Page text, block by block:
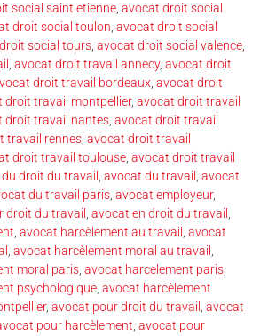
social saint etienne, avocat droit social
droit social toulon, avocat droit social
social tours, avocat droit social valence,
, avocat droit travail annecy, avocat droit
droit travail bordeaux, avocat droit
droit travail montpellier, avocat droit travail
droit travail nantes, avocat droit travail
travail rennes, avocat droit travail
droit travail toulouse, avocat droit travail
droit du travail , avocat du travail , avocat
du travail paris, avocat employeur,
droit du travail , avocat en droit du travail ,
, avocat harcèlement au travail , avocat
, avocat harcèlement moral au travail ,
moral paris, avocat harcelement paris,
psychologique, avocat harcèlement
, avocat pour droit du travail , avocat
pour harcèlement, avocat pour